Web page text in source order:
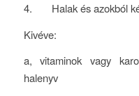
4. Halak és azokból
Kivéve:
a, vitaminok vagy
halenyv